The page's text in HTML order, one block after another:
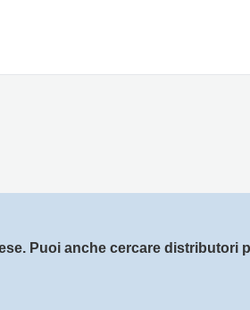
Puoi anche cercare distributori